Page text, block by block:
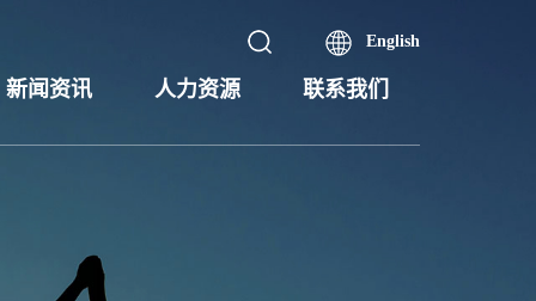
English
新闻资讯 人力资源 联系我们